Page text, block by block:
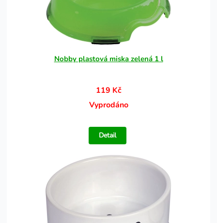
Nobby plastová miska zelená 1 l
119 Kč
Vyprodáno
Detail